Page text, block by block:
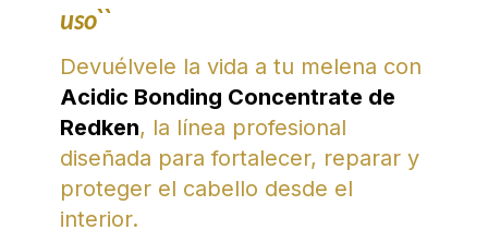
uso``
Devuélvele la vida a tu melena con
Acidic Bonding Concentrate de
Redken, la línea profesional
diseñada para fortalecer, reparar y
proteger el cabello desde el
interior.